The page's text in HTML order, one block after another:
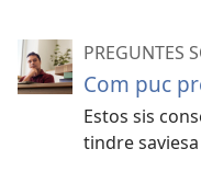
PREGUNTES
Com puc
Estos sis
tindre